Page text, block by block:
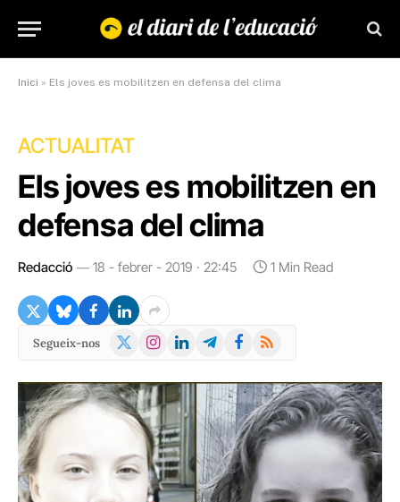
Inici » Els joves es mobilitzen en defensa del clima
ACTUALITAT
Els joves es mobilitzen en
defensa del clima
Redacció 18 - febrer - 2019 · 22:45 1 Min Read
Segueix-nos
X
Instagram
LinkedInTelegramFacebook
RSS